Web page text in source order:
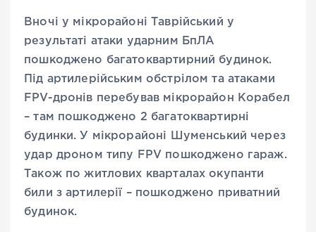
Вночі у мікрорайоні Таврійський у
результаті атаки ударним БпЛА
пошкоджено багатоквартирний будинок.
Під артилерійським обстрілом та атаками
FPV-дронів перебував мікрорайон Корабел
– там пошкоджено 2 багатоквартирні
будинки. У мікрорайоні Шуменський через
удар дроном типу FPV пошкоджено гараж.
Також по житлових кварталах окупанти
били з артилерії – пошкоджено приватний
будинок.